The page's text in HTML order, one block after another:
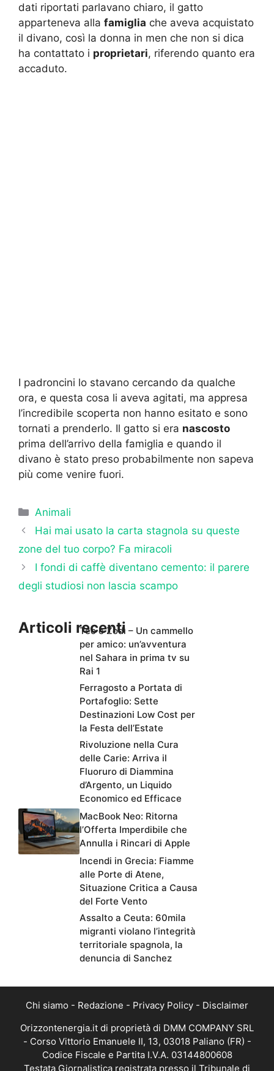
dati riportati parlavano chiaro, il gatto
apparteneva alla famiglia che aveva acquistato
il divano, così la donna in men che non si dica
ha contattato i proprietari, riferendo quanto era
accaduto.
I padroncini lo stavano cercando da qualche
ora, e questa cosa li aveva agitati, ma appresa
l’incredibile scoperta non hanno esitato e sono
tornati a prenderlo. Il gatto si era nascosto
prima dell’arrivo della famiglia e quando il
divano è stato preso probabilmente non sapeva
più come venire fuori.
Categorie
Animali
Hai mai usato la carta stagnola su queste
zone del tuo corpo? Fa miracoli
I fondi di caffè diventano cemento: il parere
degli studiosi non lascia scampo
Articoli recentiTeo e Zodì – Un cammello
per amico: un’avventura
nel Sahara in prima tv su
Rai 1
Ferragosto a Portata di
Portafoglio: Sette
Destinazioni Low Cost per
la Festa dell’Estate
Rivoluzione nella Cura
delle Carie: Arriva il
Fluoruro di Diammina
d’Argento, un Liquido
Economico ed Efficace
MacBook Neo: Ritorna
l’Offerta Imperdibile che
Annulla i Rincari di Apple
Incendi in Grecia: Fiamme
alle Porte di Atene,
Situazione Critica a Causa
del Forte Vento
Assalto a Ceuta: 60mila
migranti violano l’integrità
territoriale spagnola, la
denuncia di Sanchez
Chi siamo - Redazione - Privacy Policy - Disclaimer
Orizzontenergia.it di proprietà di DMM COMPANY SRL
- Corso Vittorio Emanuele II, 13, 03018 Paliano (FR) -
Codice Fiscale e Partita I.V.A. 03144800608
Testata Giornalistica registrata presso il Tribunale di